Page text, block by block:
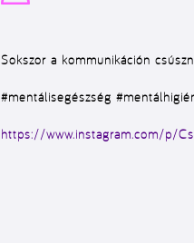
Sokszor a kommunikáción
#mentálisegészség
https://www.instagram.com/p/